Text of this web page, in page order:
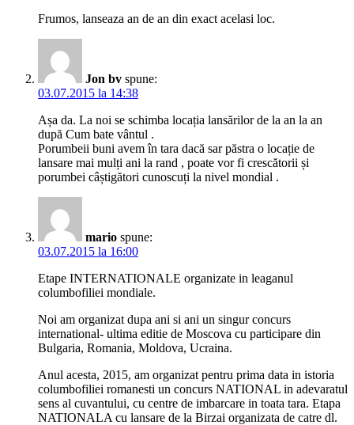
Frumos, lanseaza an de an din exact acelasi loc.
Jon bv spune:
03.07.2015 la 14:38
Așa da. La noi se schimba locația lansărilor de la an la an
după Cum bate vântul .
Porumbeii buni avem în tara dacă sar păstra o locație de
lansare mai mulți ani la rand , poate vor fi crescătorii și
porumbei câștigători cunoscuți la nivel mondial .
mario spune:
03.07.2015 la 16:00
Etape INTERNATIONALE organizate in leaganul
columbofiliei mondiale.
Noi am organizat dupa ani si ani un singur concurs
international- ultima editie de Moscova cu participare din
Bulgaria, Romania, Moldova, Ucraina.
Anul acesta, 2015, am organizat pentru prima data in istoria
columbofiliei romanesti un concurs NATIONAL in adevaratul
sens al cuvantului, cu centre de imbarcare in toata tara. Etapa
NATIONALA cu lansare de la Birzai organizata de catre dl.